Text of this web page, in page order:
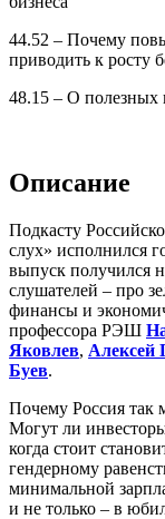
44.52 – Почему
приводить к росту
48.15 – О полезных
Описание
Подкасту
слух» исполнился
выпуск получился
слушателей – про
финансы и
профессора РЭШ
Яковлев, Алексей
Буев.
Почему Россия так
Могут ли
когда стоит
гендерному
минимальной
и не только – в